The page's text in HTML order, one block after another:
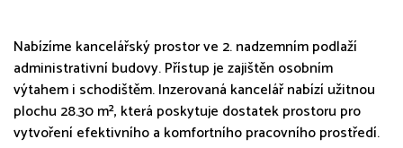
Nabízíme kancelářský prostor ve 2. nadzemním podlaží
administrativní budovy. Přístup je zajištěn osobním
výtahem i schodištěm. Inzerovaná kancelář nabízí užitnou
plochu 28.30 m², která poskytuje dostatek prostoru pro
vytvoření efektivního a komfortního pracovního prostředí.